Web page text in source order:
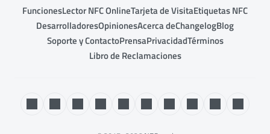
FuncionesLector NFC OnlineTarjeta de VisitaEtiquetas NFC
DesarrolladoresOpinionesAcerca deChangelogBlog
Soporte y ContactoPrensaPrivacidadTérminos
Libro de Reclamaciones